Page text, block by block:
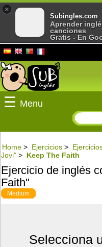
☰ Menu
Home > Ejercicios >
Jovi" > Keep The Faith
Ejercicio de inglés
Faith"
Medium
Selecciona
×
Subingles.com
Aprender
canciones
Gratis - En